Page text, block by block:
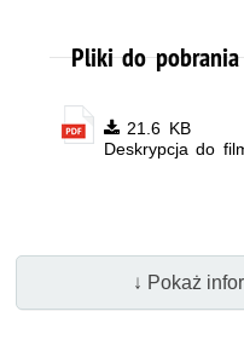
Pliki do pobrania
21.6 KB
Deskrypcja do
↓ Pokaż